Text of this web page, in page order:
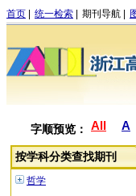
首页 统一检索 期刊导航
字顺预览： All A
按学科分类查找期刊
哲学